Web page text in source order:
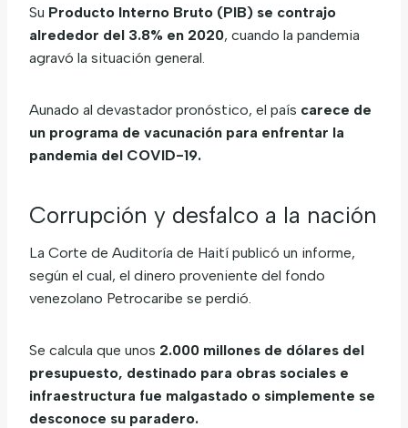
Su Producto Interno Bruto (PIB) se contrajo
alrededor del 3.8% en 2020, cuando la pandemia
agravó la situación general.
Aunado al devastador pronóstico, el país carece de
un programa de vacunación para enfrentar la
pandemia del COVID-19.
Corrupción y desfalco a la nación
La Corte de Auditoría de Haití publicó un informe,
según el cual, el dinero proveniente del fondo
venezolano Petrocaribe se perdió.
Se calcula que unos 2.000 millones de dólares del
presupuesto, destinado para obras sociales e
infraestructura fue malgastado o simplemente se
desconoce su paradero.